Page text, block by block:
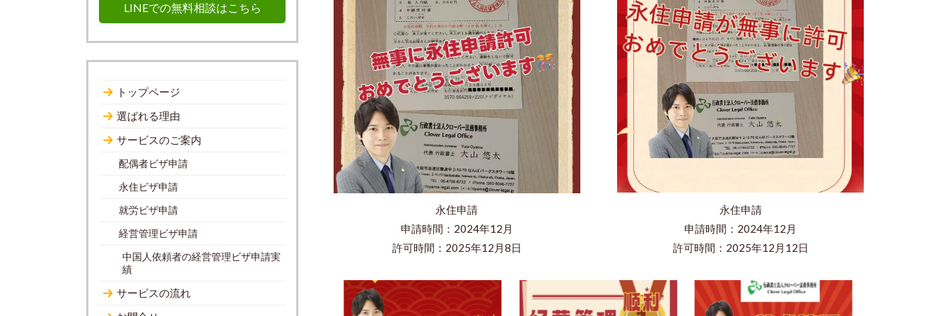
永住申請
申請時間：2024年12月
許可時間：2025年12月8日
永住申請
申請時間：2024年12月
​許可時間：2025年12月12日
LINEでの無料相談はこちら
トップページ
選ばれる理由
サービスのご案内
配偶者ビザ申請
永住ビザ申請
就労ビザ申請
経営管理ビザ申請
中国人依頼者の経営管理ビザ申請実
績
サービスの流れ